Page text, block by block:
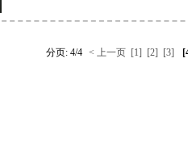
分页: 4/4 < 上一页 [1] [2] [3]